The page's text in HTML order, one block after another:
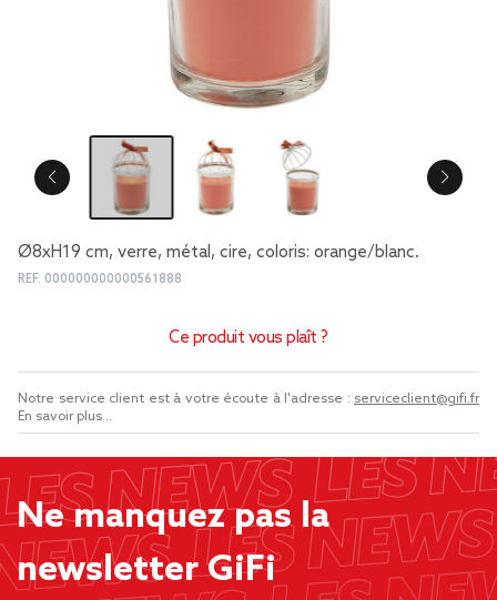
Ø8xH19 cm, verre, métal, cire, coloris: orange/blanc.
REF. 000000000000561888
Ce produit vous plaît ?
Notre service client est à votre écoute à l'adresse : serviceclient@gifi.fr
En savoir plus...
Ne manquez pas la
newsletter GiFi